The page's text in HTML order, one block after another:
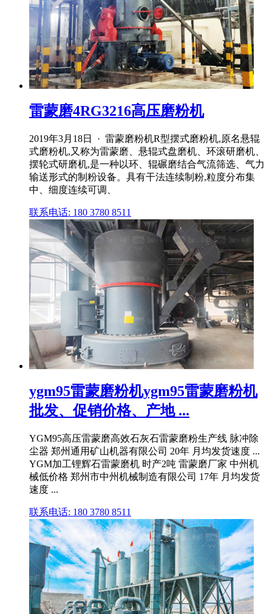
雷蒙磨4RG3216高压磨粉机
2019年3月18日 · 雷蒙磨粉机R型摆式磨粉机,原名悬辊
式磨粉机,又称为雷蒙磨、悬辊式盘磨机、环滚研磨机、
摆轮式研磨机,是一种以环、辊碾磨结合气流筛选、气力
输送形式的制粉设备。具有干法连续制粉,粒度分布集
中、细度连续可调、
联系电话: 180 3780 8511
ygm95雷蒙磨粉机ygm95雷蒙磨粉机
批发、促销价格、产地 ...
YGM95高压雷蒙磨高效石灰石雷蒙磨粉生产线 脉冲除
尘器 郑州通用矿山机器有限公司 20年 月均发货速度 ...
YGM加工锂辉石雷蒙磨机 时产2吨 雷蒙磨厂家 中州机
械低价格 郑州市中州机械制造有限公司 17年 月均发货
速度 ...
联系电话: 180 3780 8511